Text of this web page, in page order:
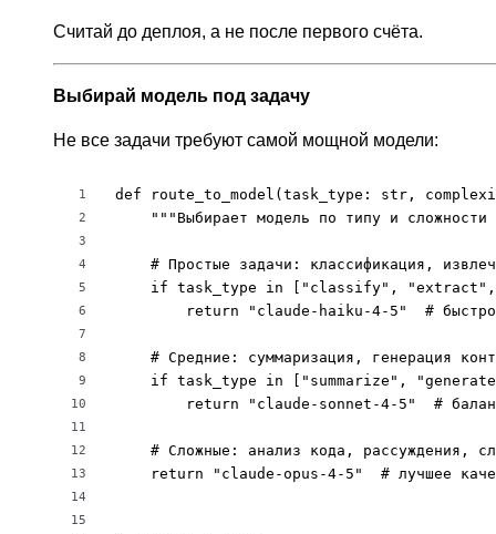
Считай до деплоя, а не после первого счёта.
Выбирай модель под задачу
Не все задачи требуют самой мощной модели:
1
2
3
4
5
6
7
8
9
10
11
12
13
14
15
def route_to_model(task_type: str,
"""Выбирает модель по типу и сложности
# Простые задачи: классификация,
if task_type in ["classify",
return "claude-haiku-4-5"  #
# Средние: суммаризация, генерация
if task_type in ["summarize",
return "claude-sonnet-4-5"  #
# Сложные: анализ кода, рассуждения,
return "claude-opus-4-5"  # лучшее